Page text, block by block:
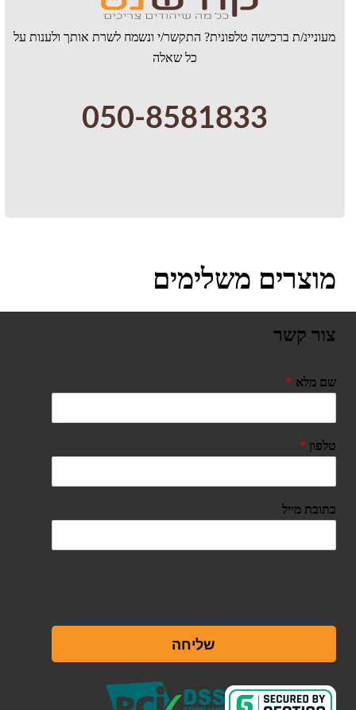
מעוניינ/ת ברכישה טלפונית? התקשר/י ונשמח לשרת אותך ולענות על
כל שאלה
050-8581833
מוצרים משלימים
צור קשר
שם מלא *
טלפון *
כתובת מייל
שליחה